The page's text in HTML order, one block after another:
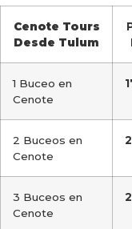
Cenote Tours
Desde Tulum
1 Buceo en
Cenote
2 Buceos en
Cenote
3 Buceos en
Cenote